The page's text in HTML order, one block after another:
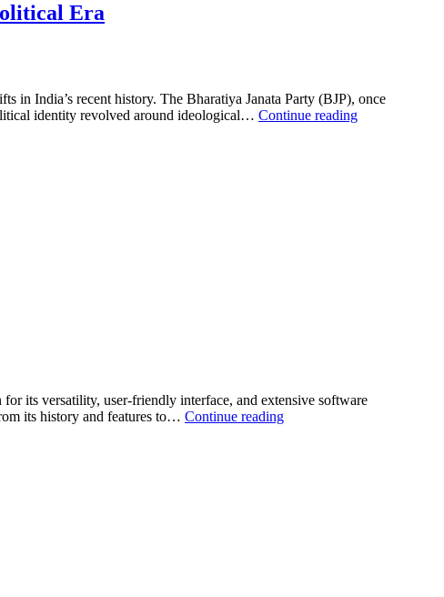
Era
in India’s recent history. The Bharatiya Janata Party (BJP), once
identity revolved around ideological… Continue readingBroadcast
its versatility, user-friendly interface, and extensive software
its history and features to… Continue readingWindows